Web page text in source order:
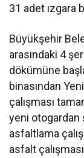
31 adet ızgara
Büyükşehir
arasındaki 4
dökümüne
binasından
çalışması
yeni otogardan
asfaltlama
asfalt